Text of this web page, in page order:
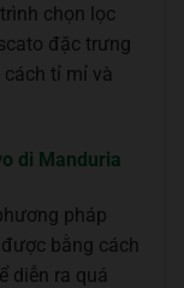
chọn lọc
đặc trưng
tỉ mỉ và
di Manduria
pháp
bằng cách
diễn ra quá